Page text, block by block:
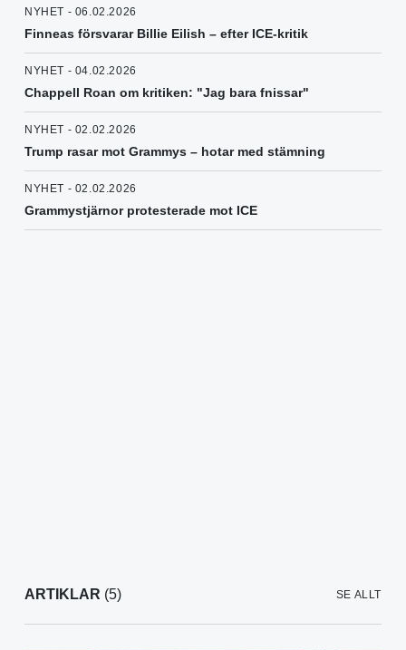
NYHET - 06.02.2026
Finneas försvarar Billie Eilish – efter ICE-kritik
NYHET - 04.02.2026
Chappell Roan om kritiken: "Jag bara fnissar"
NYHET - 02.02.2026
Trump rasar mot Grammys – hotar med stämning
NYHET - 02.02.2026
Grammystjärnor protesterade mot ICE
ARTIKLAR (5) SE ALLT